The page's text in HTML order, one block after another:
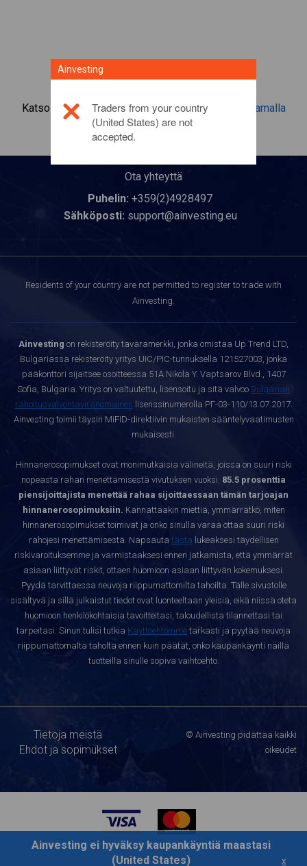
Katso lisätietoa tästä sijoitustuotteesta
napsauttamalla
tästä
Ota yhteyttä
Puhelin: +359(2)4928497
Sähköposti: support@ainvesting.eu
Residents of your country are not permitted to register to trade with
Ainvesting.
Ainvesting on rekisteröity tavaramerkki, jonka omistaa Up Trend LTD,
Bulgariassa rekisteröity yritys UIC/PIC-tunnuksella 121527003, jonka
pääkonttori sijaitsee osoitteessa 51A Nikola Y. Vaptsarov Blvd., 1407
Sofia, Bulgaria. Yritys on valtuutettu, lisensoitu ja sitä valvoo Bulgarian
rahoitusvalvontaviranomainen lisenssinumerolla РГ-03-110/13.07.2017.
Ainvesting toimii täysin MiFID-direktiivin mukaisten sääntelyvaatimusten
mukaisesti.
Hinnanerosopimukset ovat monimutkaisia välineitä, joissa on suuri riski
nopeasta rahan menettämisestä vivutuksen vuoksi. 85.5 prosenttia
piensijoittajista menettää rahaa sijoittaessaan tämän tarjoajan
hinnanerosopimuksiin. Kannattaakin miettiä, ymmärrätkö, miten
hinnanerosopimukset toimivat ja onko sinulla varaa ottaa suuri riski
rahojesi menettämisestä. Napsauta tästä lukeaksesi täydellisen
riskivaroituksemme ja varmistaaksesi ennen jatkamista, että ymmärrät
asiaan liittyvät riskit, ottaen huomioon asiaan liittyvän kokemuksesi.
Pyydä tarvittaessa neuvoja riippumattomilta tahoilta. Tälle sivustolle
sisältyvä ja sillä julkaistut tiedot ovat luonteeltaan yleisiä, eikä niissä oteta
huomioon henkilökohtaisia tavoitteitasi, taloudellista tilannettasi tai
tarpeitasi. Sinun tulisi tutkia Käyttöehtomme tarkasti ja pyytää neuvoja
riippumattomalta taholta ennen kuin päätät, onko kaupankäynti näillä
tuotteilla sinulle sopiva vaihtoehto.
Tietoja meistä
Ehdot ja sopimukset
© Ainvesting pidättää kaikki
oikeudet
Ainvesting
Traders from your country
(United States) are not
accepted.
Ainvesting ei hyväksy kaupankäyntiä maastasi
(United States)
x